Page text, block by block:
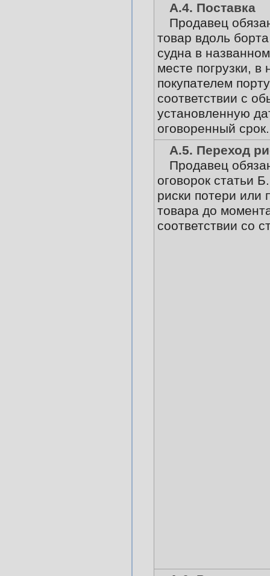
А.4. Поставка
Продавец
товар вдоль
судна в
месте погрузки, в
покупателем
соответствии с
установленную
оговоренный срок.
А.5. Переход
Продавец
оговорок статьи
риски потери или
товара до
соответствии со